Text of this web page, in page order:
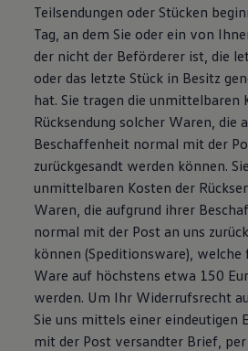
Teilsendungen oder Stücken
Tag, an dem Sie oder ein von
der nicht der Beförderer ist, die
oder das letzte Stück in Besitz
hat. Sie tragen die unmittelbaren
Rücksendung solcher Waren, die
Beschaffenheit normal mit der
zurückgesandt werden können.
unmittelbaren Kosten der
Waren, die aufgrund ihrer
normal mit der Post an uns
können (Speditionsware), welche
Ware auf höchstens etwa 150
werden. Um Ihr Widerrufsrecht
Sie uns mittels einer eindeutigen
mit der Post versandter Brief,